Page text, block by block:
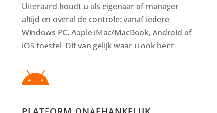
Uiteraard houdt u als eigenaar of manager
altijd en overal de controle: vanaf iedere
Windows PC, Apple iMac/MacBook, Android of
iOS toestel. Dit van gelijk waar u ook bent.
